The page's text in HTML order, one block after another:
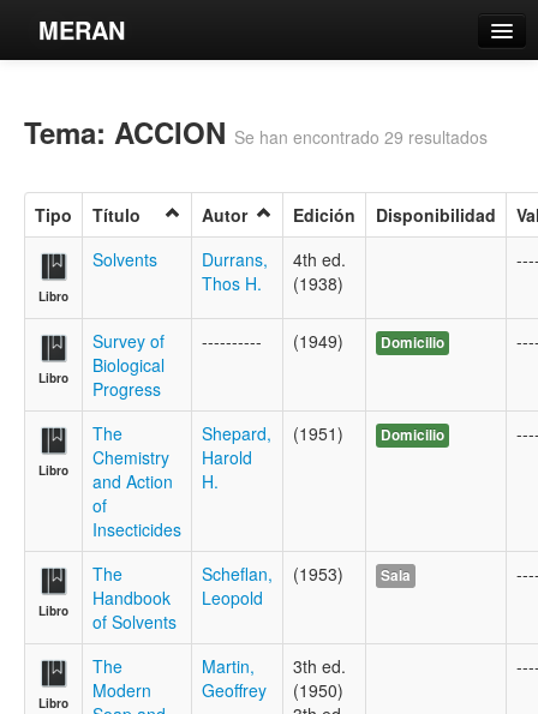
MERAN
Búsqueda Avanzada
Contacto
Iniciar sesión
Tema: ACCION Se han encontrado 29 resultados
Tipo Título Autor Edición Disponibilidad
Libro
Solvents
Durrans,
Thos H.
4th ed.
(1938)
Libro
Survey of
Biological
Progress
---------- (1949) Domicilio
Libro
The
Chemistry
and Action
of
Insecticides
Shepard,
Harold
H.
(1951) Domicilio
Libro
The
Handbook
of Solvents
Scheflan,
Leopold
(1953) Sala
Libro
The
Modern
Martin,
Geoffrey
3th ed.
(1950)